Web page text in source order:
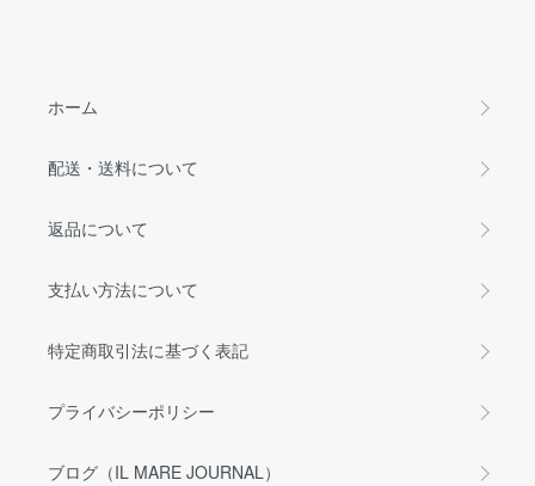
ホーム
配送・送料について
返品について
支払い方法について
特定商取引法に基づく表記
プライバシーポリシー
ブログ（IL MARE JOURNAL）